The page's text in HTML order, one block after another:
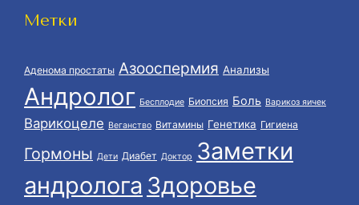
Метки
Аденома простаты Азооспермия Анализы
Андролог Бесплодие Биопсия Боль Варикоз яичек
Варикоцеле Веганство Витамины Генетика Гигиена
Гормоны Дети Диабет Доктор
Заметки
андролога Здоровье